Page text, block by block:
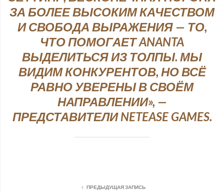
ЗА БОЛЕЕ ВЫСОКИМ КАЧЕСТВОМ
И СВОБОДА ВЫРАЖЕНИЯ — ТО,
ЧТО ПОМОГАЕТ ANANTA
ВЫДЕЛИТЬСЯ ИЗ ТОЛПЫ. МЫ
ВИДИМ КОНКУРЕНТОВ, НО ВСЁ
РАВНО УВЕРЕНЫ В СВОЁМ
НАПРАВЛЕНИИ», —
ПРЕДСТАВИТЕЛИ NETEASE GAMES.
ПРЕДЫДУЩАЯ ЗАПИСЬ